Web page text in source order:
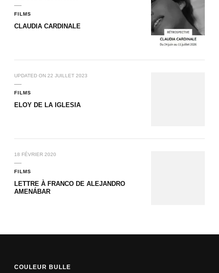
FILMS
CLAUDIA CARDINALE
UPDATED ON 22 JUILLET 2023
FILMS
ELOY DE LA IGLESIA
18 FÉVRIER 2020
FILMS
LETTRE À FRANCO DE ALEJANDRO
AMENÁBAR
COULEUR BULLE